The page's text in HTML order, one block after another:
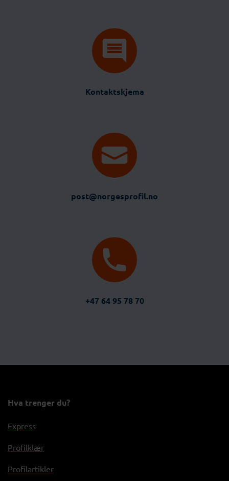
Kontaktskjema
post@norgesprofil.no
+47 64 95 78 70
Hva trenger du?
Express
Profilklær
Profilartikler